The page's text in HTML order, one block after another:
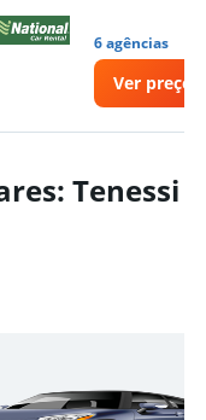
6 agências
Ver preços
Tenessi